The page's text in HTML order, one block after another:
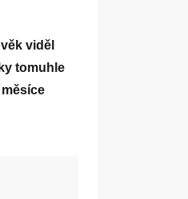
viděl
tomuhle